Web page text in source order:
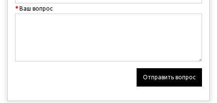
Ваш вопрос
Отправить вопрос